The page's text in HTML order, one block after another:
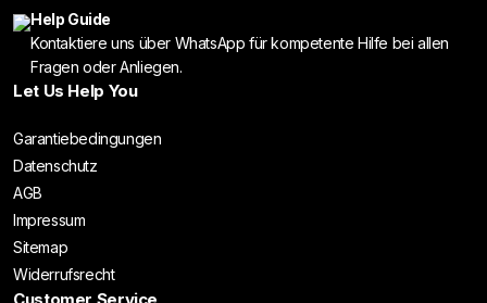
Help Guide
Kontaktiere uns über WhatsApp für kompetente Hilfe bei allen
Fragen oder Anliegen.
Let Us Help You
Garantiebedingungen
Datenschutz
AGB
Impressum
Sitemap
Widerrufsrecht